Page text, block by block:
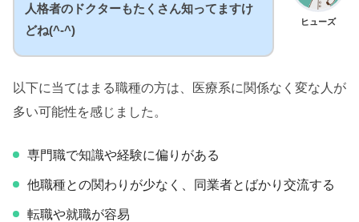
ヒューズ
人格者のドクターもたくさん知ってますけ
どね(^-^)
以下に当てはまる職種の方は、医療系に関係なく変な人が
多い可能性を感じました。
専門職で知識や経験に偏りがある
他職種との関わりが少なく、同業者とばかり交流する
転職や就職が容易